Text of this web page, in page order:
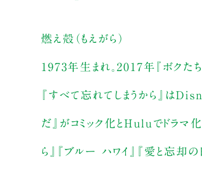
燃え殻（もえがら）
1973年生まれ。2017年『ボクた
『すべて忘れてしまうから』は
だ』がコミック化とHuluでドラマ
ら』『ブルー ハワイ』『愛と忘却の